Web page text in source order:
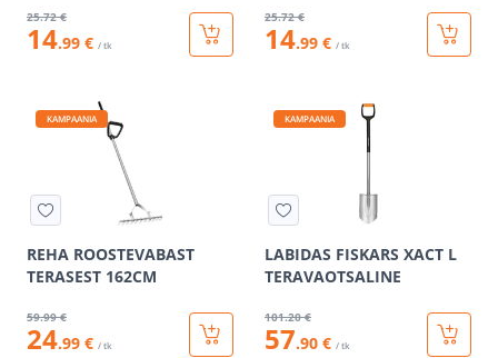
25.72 €
14.99 € / tk
25.72 €
14.99 € / tk
KAMPAANIA
REHA ROOSTEVABAST
TERASEST 162CM
59.99 €
24.99 € / tk
KAMPAANIA
LABIDAS FISKARS XACT L
TERAVAOTSALINE
101.20 €
57.90 € / tk